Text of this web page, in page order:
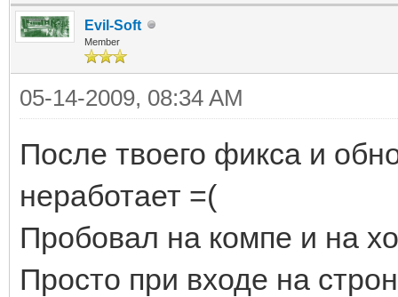
Evil-Soft
Member
05-14-2009, 08:34 AM
После твоего фикса и
неработает =(
Пробовал на компе и на
Просто при входе на